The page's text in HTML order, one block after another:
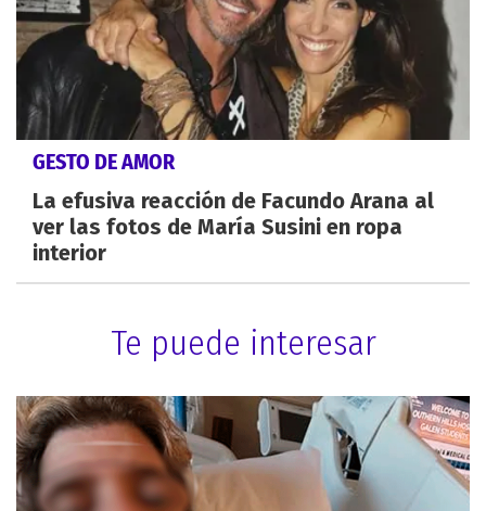
GESTO DE AMOR
La efusiva reacción de Facundo Arana al
ver las fotos de María Susini en ropa
interior
Te puede interesar